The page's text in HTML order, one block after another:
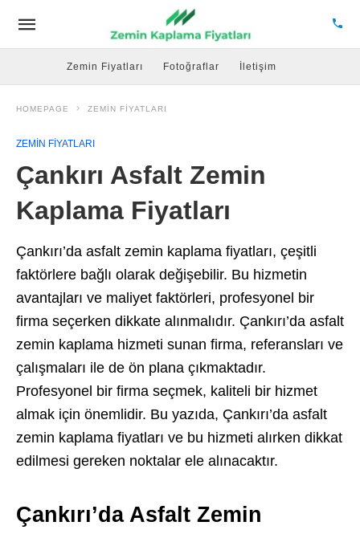
Zemin Fiyatları Fotoğraflar İletişim
HOMEPAGE ZEMIN FIYATLARI
ZEMIN FIYATLARI
Çankırı Asfalt Zemin
Kaplama Fiyatları
Çankırı’da asfalt zemin kaplama fiyatları, çeşitli
faktörlere bağlı olarak değişebilir. Bu hizmetin
avantajları ve maliyet faktörleri, profesyonel bir
firma seçerken dikkate alınmalıdır. Çankırı’da asfalt
zemin kaplama hizmeti sunan firma, referansları ve
çalışmaları ile de ön plana çıkmaktadır.
Profesyonel bir firma seçmek, kaliteli bir hizmet
almak için önemlidir. Bu yazıda, Çankırı’da asfalt
zemin kaplama fiyatları ve bu hizmeti alırken dikkat
edilmesi gereken noktalar ele alınacaktır.
Çankırı’da Asfalt Zemin